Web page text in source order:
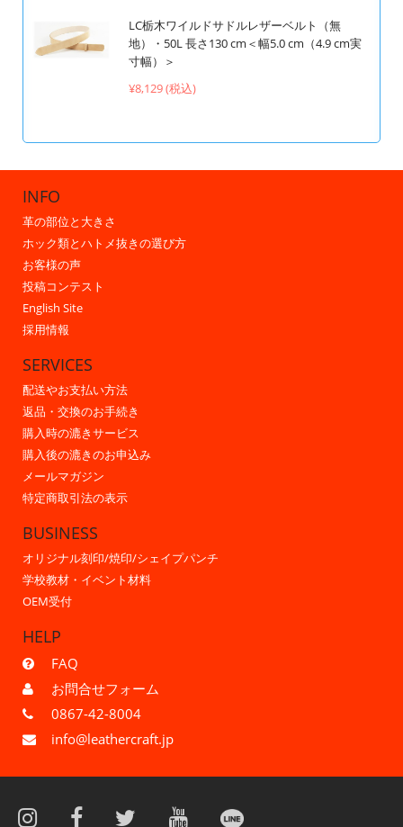
LC栃木ワイルドサドルレザーベルト（無
地）・50L 長さ130 cm＜幅5.0 cm（4.9 cm実
寸幅）＞
¥8,129 (税込)
INFO
革の部位と大きさ
ホック類とハトメ抜きの選び方
お客様の声
投稿コンテスト
English Site
採用情報
SERVICES
配送やお支払い方法
返品・交換のお手続き
購入時の漉きサービス
購入後の漉きのお申込み
メールマガジン
特定商取引法の表示
BUSINESS
オリジナル刻印/焼印/シェイプパンチ
学校教材・イベント材料
OEM受付
HELP
FAQ
お問合せフォーム
0867-42-8004
info@leathercraft.jp